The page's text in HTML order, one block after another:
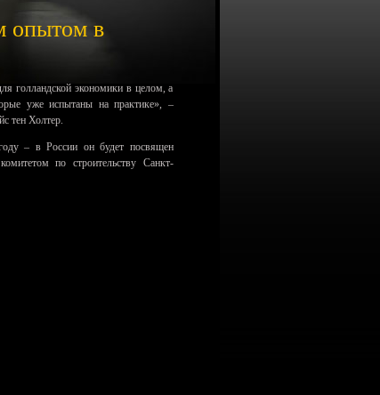
опытом в
голландской экономики в целом, а
уже испытаны на практике», –
тен Холтер.
– в России он будет посвящен
по строительству Санкт-